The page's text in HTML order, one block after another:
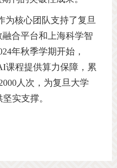
为核心团队支持了复旦
合平台和上海科学智
年秋季学期开始，
课程提供算力保障，累
人次，为复旦大学
实支撑。